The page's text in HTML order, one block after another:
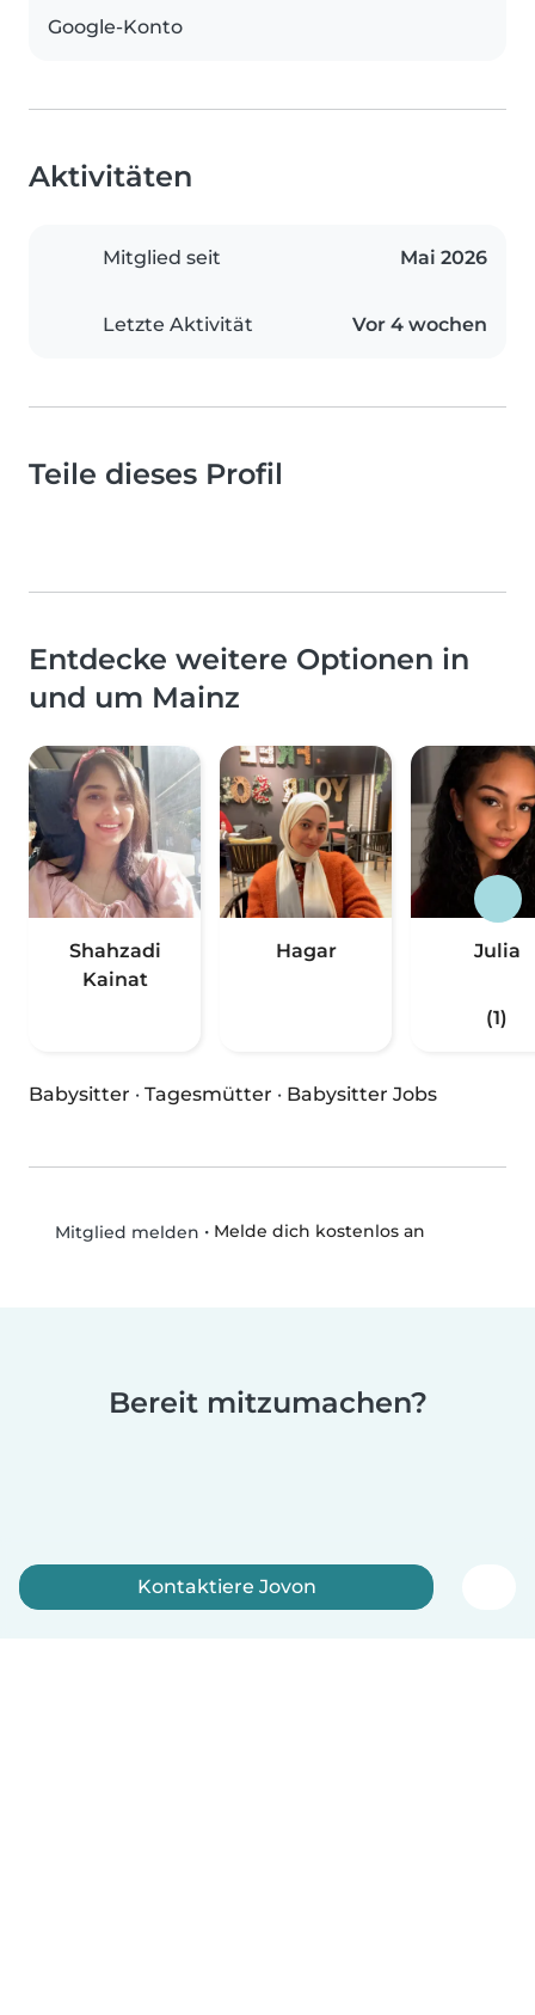
Google-Konto
Aktivitäten
Mitglied seit Mai 2026
Letzte Aktivität Vor 4 wochen
Teile dieses Profil
Entdecke weitere Optionen in
und um Mainz
Shahzadi
Kainat
Hagar Julia
(1)
Babysitter · Tagesmütter · Babysitter Jobs
Mitglied melden • Melde dich kostenlos an
Bereit mitzumachen?
Kontaktiere Jovon